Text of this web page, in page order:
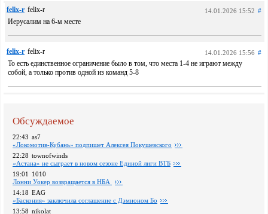
felix-r felix-r 14.01.2026 15:52 #
Иерусалим на 6-м месте
felix-r felix-r 14.01.2026 15:56 #
То есть единственное ограничение было в том, что места 1-4 не играют между
собой, а только против одной из команд 5-8
Обсуждаемое
22:43 as7
«Локомотив-Кубань» подпишет Алексея Покушевского
22:28 townofwinds
«Астана» не сыграет в новом сезоне Единой лиги ВТБ
19:01
1010
Лонни Уокер возвращается в НБА
14:18 EAG
«Баскония» заключила соглашение с Дэмионом Бо
13:58 nikolat